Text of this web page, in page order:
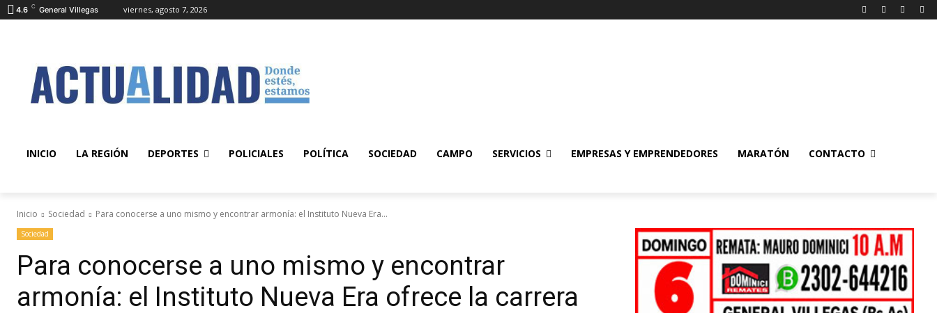
4.6 C General Villegas viernes, agosto 7, 2026
INICIO LA REGIÓN DEPORTES POLICIALES POLÍTICA SOCIEDAD CAMPO SERVICIOS EMPRESAS Y EMPRENDEDORES MARATÓN CONTACTO
Inicio Sociedad Para conocerse a uno mismo y encontrar armonía: el Instituto Nueva Era...
Sociedad
Para conocerse a uno mismo y encontrar
armonía: el Instituto Nueva Era ofrece la carrera